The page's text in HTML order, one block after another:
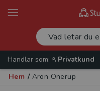
Handlar som:
Privatkund
Hem / Aron Onerup